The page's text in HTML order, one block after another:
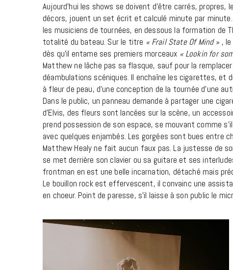
Aujourd’hui les shows se doivent d’être carrés,
décors, jouent un set écrit et calculé minute par
les musiciens de tournées, en dessous la formation de
totalité du bateau. Sur le titre «Frail State Of Mind » ,
dès qu’il entame ses premiers morceaux « Lookin for
Matthew ne lâche pas sa flasque, sauf pour la
déambulations scéniques. Il enchaîne les cigarettes, et
à fleur de peau, d’une conception de la tournée d’une
Dans le public, un panneau demande à partager une
d’Elvis, des fleurs sont lancées sur la scène, un
prend possession de son espace, se mouvant comme
avec quelques enjambés. Les gorgées sont bues
Matthew Healy ne fait aucun faux pas. La justesse de
se met derrière son clavier ou sa guitare et ses
frontman en est une belle incarnation, détaché mais
Le bouillon rock est effervescent, il convainc une
en choeur. Point de paresse, s’il laisse à son public le